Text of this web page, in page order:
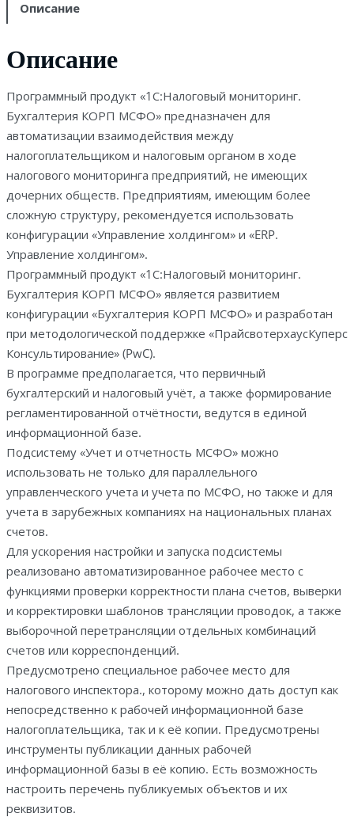
ч
с
в
о
т
о
в
а
р
а
1
С
:
Н
а
л
о
г
о
в
ы
й
м
о
н
и
т
о
р
и
н
г
.
Э
л
е
к
т
р
Описание
Описание
Программный продукт «1С:Налоговый мониторинг.
Бухгалтерия КОРП МСФО» предназначен для
автоматизации взаимодействия между
налогоплательщиком и налоговым органом в ходе
налогового мониторинга предприятий, не имеющих
дочерних обществ. Предприятиям, имеющим более
сложную структуру, рекомендуется использовать
конфигурации «Управление холдингом» и «ERP.
Управление холдингом».
Программный продукт «1С:Налоговый мониторинг.
Бухгалтерия КОРП МСФО» является развитием
конфигурации «Бухгалтерия КОРП МСФО» и разработан
при методологической поддержке «ПрайсвотерхаусКуперс
Консультированиe» (PwC).
В программе предполагается, что первичный
бухгалтерский и налоговый учёт, а также формирование
регламентированной отчётности, ведутся в единой
информационной базе.
Подсистему «Учет и отчетность МСФО» можно
использовать не только для параллельного
управленческого учета и учета по МСФО, но также и для
учета в зарубежных компаниях на национальных планах
счетов.
Для ускорения настройки и запуска подсистемы
реализовано автоматизированное рабочее место с
функциями проверки корректности плана счетов, выверки
и корректировки шаблонов трансляции проводок, а также
выборочной перетрансляции отдельных комбинаций
счетов или корреспонденций.
Предусмотрено специальное рабочее место для
налогового инспектора., которому можно дать доступ как
непосредственно к рабочей информационной базе
налогоплательщика, так и к её копии. Предусмотрены
инструменты публикации данных рабочей
информационной базы в её копию. Есть возможность
настроить перечень публикуемых объектов и их
реквизитов.